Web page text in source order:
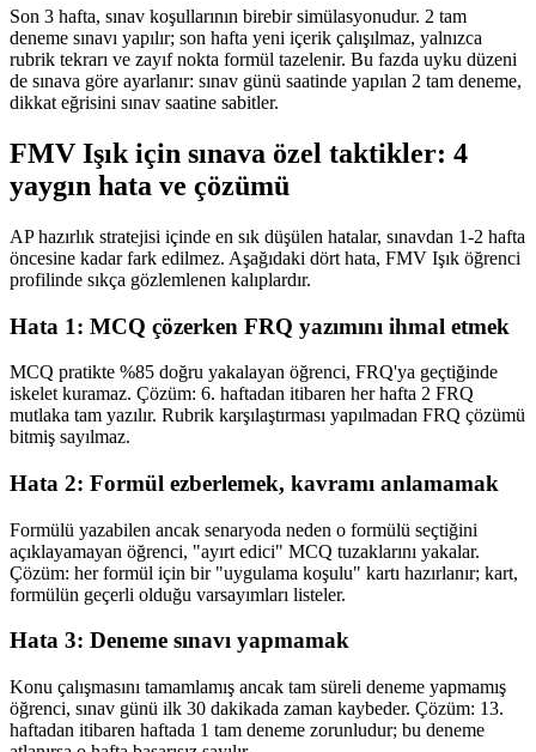
Son 3 hafta, sınav koşullarının birebir simülasyonudur. 2 tam
deneme sınavı yapılır; son hafta yeni içerik çalışılmaz, yalnızca
rubrik tekrarı ve zayıf nokta formül tazelenir. Bu fazda uyku düzeni
de sınava göre ayarlanır: sınav günü saatinde yapılan 2 tam deneme,
dikkat eğrisini sınav saatine sabitler.
FMV Işık için sınava özel taktikler: 4
yaygın hata ve çözümü
AP hazırlık stratejisi içinde en sık düşülen hatalar, sınavdan 1-2 hafta
öncesine kadar fark edilmez. Aşağıdaki dört hata, FMV Işık öğrenci
profilinde sıkça gözlemlenen kalıplardır.
Hata 1: MCQ çözerken FRQ yazımını ihmal etmek
MCQ pratikte %85 doğru yakalayan öğrenci, FRQ'ya geçtiğinde
iskelet kuramaz. Çözüm: 6. haftadan itibaren her hafta 2 FRQ
mutlaka tam yazılır. Rubrik karşılaştırması yapılmadan FRQ çözümü
bitmiş sayılmaz.
Hata 2: Formül ezberlemek, kavramı anlamamak
Formülü yazabilen ancak senaryoda neden o formülü seçtiğini
açıklayamayan öğrenci, "ayırt edici" MCQ tuzaklarını yakalar.
Çözüm: her formül için bir "uygulama koşulu" kartı hazırlanır; kart,
formülün geçerli olduğu varsayımları listeler.
Hata 3: Deneme sınavı yapmamak
Konu çalışmasını tamamlamış ancak tam süreli deneme yapmamış
öğrenci, sınav günü ilk 30 dakikada zaman kaybeder. Çözüm: 13.
haftadan itibaren haftada 1 tam deneme zorunludur; bu deneme